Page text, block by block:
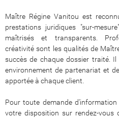
Maître Régine Vanitou est
prestations juridiques "sur-
maîtrisés et transparents.
créativité sont les qualités de
succès de chaque dossier traité.
environnement de partenariat et
apportée à chaque client.
Pour toute demande
votre disposition sur rendez-vous